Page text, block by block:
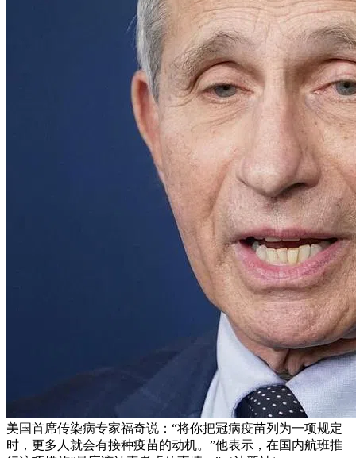
美国首席传染病专家福奇说：“将你把冠病疫苗列为一项规定
时，更多人就会有接种疫苗的动机。”他表示，在国内航班推